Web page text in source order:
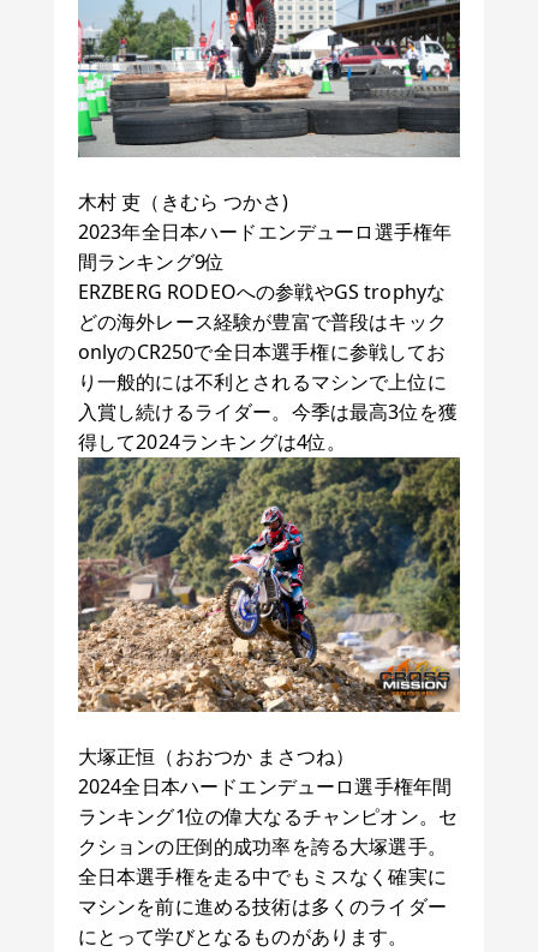
木村 吏（きむら つかさ)
2023年全日本ハードエンデューロ選手権年
間ランキング9位
ERZBERG RODEOへの参戦やGS trophyな
どの海外レース経験が豊富で普段はキック
onlyのCR250で全日本選手権に参戦してお
り一般的には不利とされるマシンで上位に
入賞し続けるライダー。今季は最高3位を獲
得して2024ランキングは4位。
大塚正恒（おおつか まさつね）
2024全日本ハードエンデューロ選手権年間
ランキング1位の偉大なるチャンピオン。セ
クションの圧倒的成功率を誇る大塚選手。
全日本選手権を走る中でもミスなく確実に
マシンを前に進める技術は多くのライダー
にとって学びとなるものがあります。